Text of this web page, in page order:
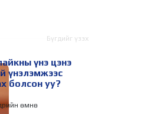
Бүгдийг үзэх
үнэ цэнэ
үнэлэмжээс
болсон уу?
өмнө